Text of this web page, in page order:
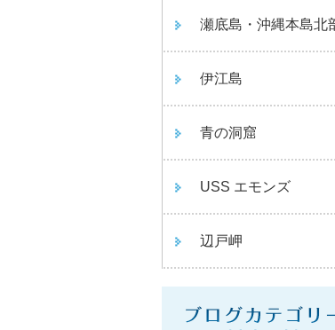
瀬底島・沖縄本島北
伊江島
青の洞窟
USS エモンズ
辺戸岬